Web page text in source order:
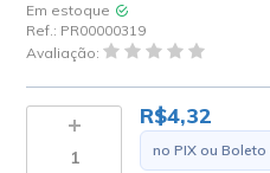
Em estoque
Ref.: PR00000319
Avaliação:
R$4,32
no PIX ou Boleto